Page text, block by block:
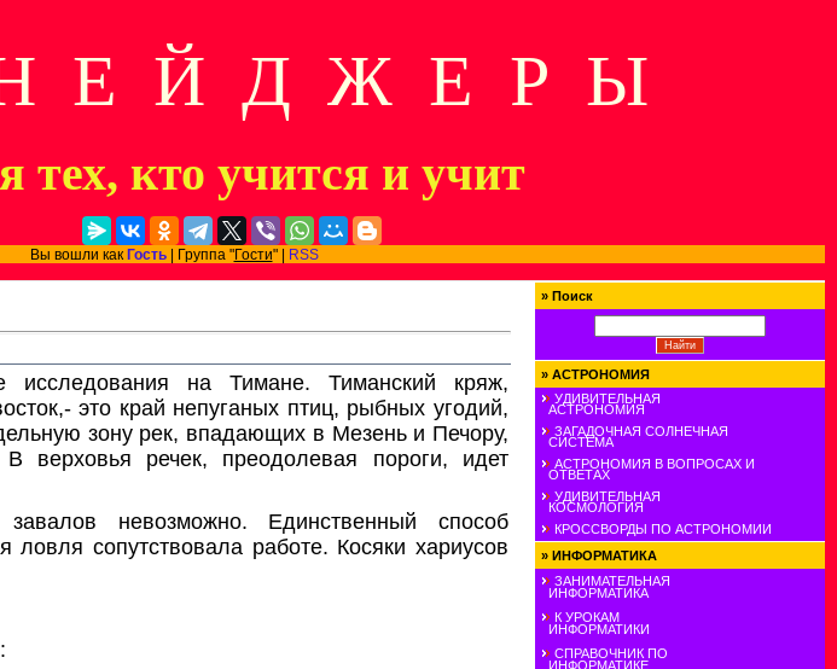
Е Й Д Ж Е Р Ы
тех, кто учится и учит
как Гость| Группа "Гости" |
RSS
исследования на Тимане. Тиманский кряж,
это край непуганых птиц, рыбных угодий,
зону рек, впадающих в Мезень и Печору,
верховья речек, преодолевая пороги, идет
невозможно. Единственный способ
сопутствовала работе. Косяки хариусов
» Поиск
» АСТРОНОМИЯ
УДИВИТЕЛЬНАЯ
АСТРОНОМИЯ
ЗАГАДОЧНАЯ СОЛНЕЧНАЯ
СИСТЕМА
АСТРОНОМИЯ В ВОПРОСАХ И
ОТВЕТАХ
УДИВИТЕЛЬНАЯ
КОСМОЛОГИЯ
КРОССВОРДЫ ПО АСТРОНОМИИ
» ИНФОРМАТИКА
ЗАНИМАТЕЛЬНАЯ
ИНФОРМАТИКА
К УРОКАМ
ИНФОРМАТИКИ
СПРАВОЧНИК ПО
ИНФОРМАТИКЕ